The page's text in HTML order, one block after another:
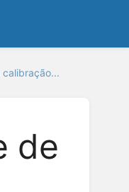
de